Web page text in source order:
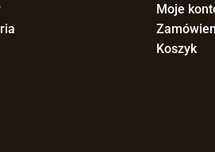
Moje
Koszyk